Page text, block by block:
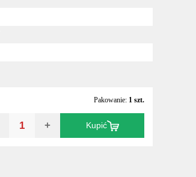
Pakowanie: 1 szt.
+ Kupić